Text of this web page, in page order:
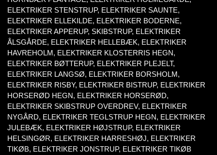
ELEKTRIKER STENSTRUP, ELEKTRIKER SAUNTE,
ELEKTRIKER ELLEKILDE, ELEKTRIKER BODERNE,
ELEKTRIKER APPERUP, SKIBSTRUP, ELEKTRIKER
ÅLSGÅRDE, ELEKTRIKER HELLEBÆK, ELEKTRIKER
HAVREHOLM, ELEKTRIKER KLOSTERRIS HEGN,
ELEKTRIKER BØTTERUP, ELEKTRIKER PLEJELT,
ELEKTRIKER LANGSØ, ELEKTRIKER BORSHOLM,
ELEKTRIKER RISBY, ELEKTRIKER BISTRUP, ELEKTRIKER
HORSERØD HEGN, ELEKTRIKER HORSERØD,
ELEKTRIKER SKIBSTRUP OVERDREV, ELEKTRIKER
NYGÅRD, ELEKTRIKER TEGLSTRUP HEGN, ELEKTRIKER
JULEBÆK, ELEKTRIKER HØJSTRUP, ELEKTRIKER
HELSINGØR, ELEKTRIKER HARRESHØJ, ELEKTRIKER
TIKØB, ELEKTRIKER JONSTRUP, ELEKTRIKER TIKØB